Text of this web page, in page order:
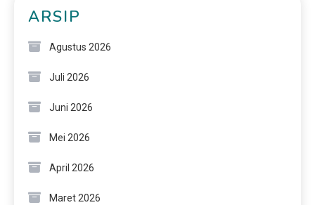
ARSIP
Agustus 2026
Juli 2026
Juni 2026
Mei 2026
April 2026
Maret 2026